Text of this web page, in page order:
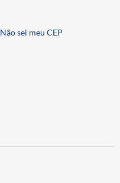
Não sei meu CEP